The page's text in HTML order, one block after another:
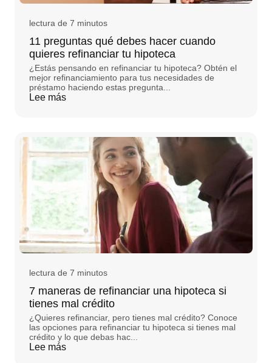
lectura de 7 minutos
11 preguntas qué debes hacer cuando
quieres refinanciar tu hipoteca
¿Estás pensando en refinanciar tu hipoteca? Obtén el
mejor refinanciamiento para tus necesidades de
préstamo haciendo estas pregunta...
Lee más
lectura de 7 minutos
7 maneras de refinanciar una hipoteca si
tienes mal crédito
¿Quieres refinanciar, pero tienes mal crédito? Conoce
las opciones para refinanciar tu hipoteca si tienes mal
crédito y lo que debas hac...
Lee más